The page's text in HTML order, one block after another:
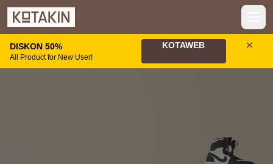
DISKON 50%
All Product for New User!
KOTAWEB